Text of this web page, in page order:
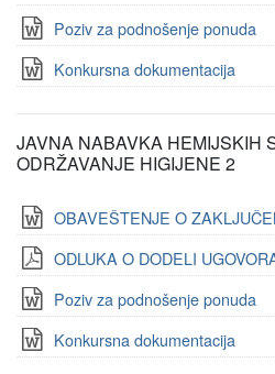
Poziv za podnošenje ponuda
Konkursna dokumentacija
JAVNA NABAVKA HEMIJSKIH
ODRŽAVANJE HIGIJENE 2
OBAVEŠTENJE O
ODLUKA O DODELI
Poziv za podnošenje ponuda
Konkursna dokumentacija